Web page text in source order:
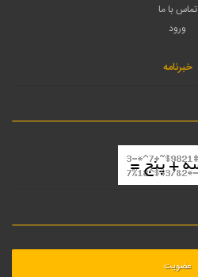
تماس با ما
ورود
خبرنامه